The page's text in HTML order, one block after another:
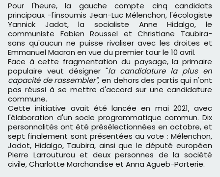
Pour l'heure, la gauche compte cinq candidats
principaux -l'insoumis Jean-Luc Mélenchon, l'écologiste
Yannick Jadot, la socialiste Anne Hidalgo, le
communiste Fabien Roussel et Christiane Taubira-
sans qu'aucun ne puisse rivaliser avec les droites et
Emmanuel Macron en vue du premier tour le 10 avril.
Face à cette fragmentation du paysage, la primaire
populaire veut désigner "la candidature la plus en
capacité de rassembler", en dehors des partis qui n'ont
pas réussi à se mettre d'accord sur une candidature
commune.
Cette initiative avait été lancée en mai 2021, avec
l'élaboration d'un socle programmatique commun. Dix
personnalités ont été présélectionnées en octobre, et
sept finalement sont présentées au vote : Mélenchon,
Jadot, Hidalgo, Taubira, ainsi que le député européen
Pierre Larrouturou et deux personnes de la société
civile, Charlotte Marchandise et Anna Agueb-Porterie.